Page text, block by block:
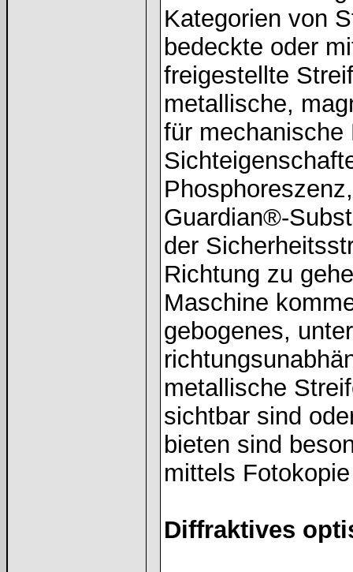
Kategorien von
bedeckte oder
freigestellte
metallische,
für mechanische
Guardian®-
der
Richtung zu
Maschine
gebogenes,
metallische
sichtbar sind
bieten sind
mittels
Diffraktives